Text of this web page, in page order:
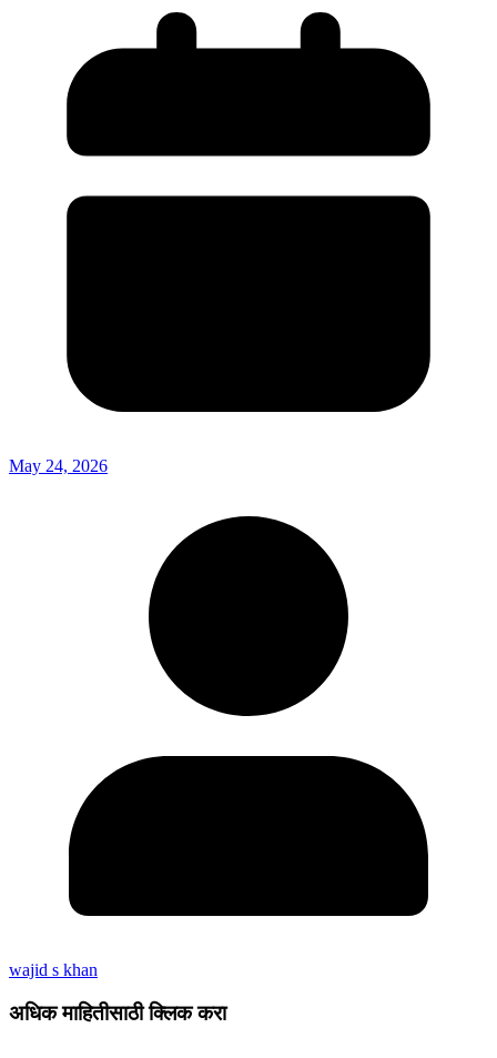
May 24, 2026
wajid s khan
अधिक माहितीसाठी क्लिक करा